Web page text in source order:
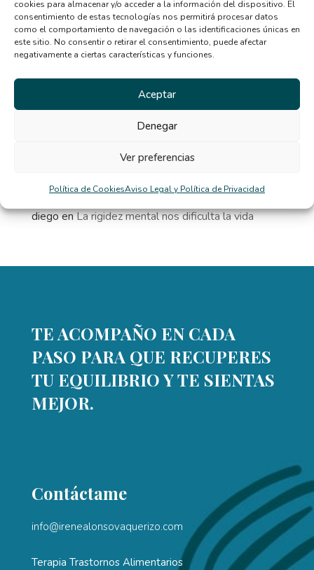
cookies para almacenar y/o acceder a la información del dispositivo. El
consentimiento de estas tecnologías nos permitirá procesar datos
como el comportamiento de navegación o las identificaciones únicas en
este sitio. No consentir o retirar el consentimiento, puede afectar
negativamente a ciertas características y funciones.
Aceptar
Denegar
Ver preferencias
Política de CookiesAviso Legal y Política de Privacidad
Qué tipo de terapia psicológica necesito según mis
síntomas
Beneficios de la terapia desde casa: por qué cada
vez más personas la eligen
Comentarios
recientes
diegoenLa rigidez mental nos dificulta la vida
TE ACOMPAÑO EN CADA
PASO PARA QUE RECUPERES
TU EQUILIBRIO Y TE SIENTAS
MEJOR.
Contáctame
info@irenealonsovaquerizo.com
Terapia Trastornos Alimentarios